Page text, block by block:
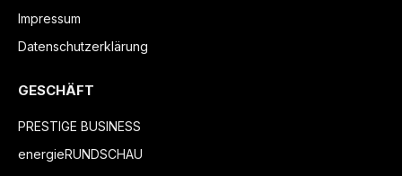
Impressum
Datenschutzerklärung
GESCHÄFT
PRESTIGE BUSINESS
energieRUNDSCHAU